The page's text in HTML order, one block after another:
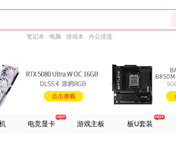
笔记本 电脑 游戏本 办公优选
电竞显卡 游戏主板 板U套装